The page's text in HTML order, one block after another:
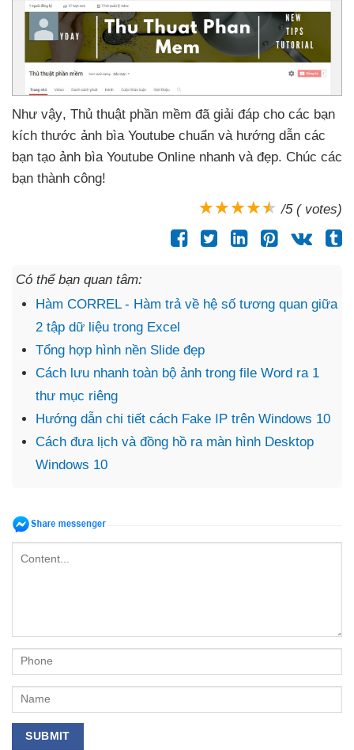
Như vậy, Thủ thuật phần mềm đã giải đáp cho các bạn
kích thước ảnh bìa Youtube chuẩn và hướng dẫn các
bạn tạo ảnh bìa Youtube Online nhanh và đẹp. Chúc các
bạn thành công!
/5 ( votes)
Có thể bạn quan tâm:
Hàm CORREL - Hàm trả về hệ số tương quan giữa
2 tập dữ liệu trong Excel
Tổng hợp hình nền Slide đẹp
Cách lưu nhanh toàn bộ ảnh trong file Word ra 1
thư mục riêng
Hướng dẫn chi tiết cách Fake IP trên Windows 10
Cách đưa lịch và đồng hồ ra màn hình Desktop
Windows 10